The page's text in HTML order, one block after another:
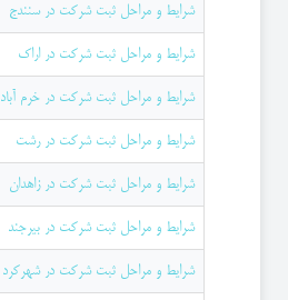
شرایط و مراحل ثبت شرکت در سنندج
شرایط و مراحل ثبت شرکت در اراک
شرایط و مراحل ثبت شرکت در خرم آباد
شرایط و مراحل ثبت شرکت در رشت
شرایط و مراحل ثبت شرکت در زاهدان
شرایط و مراحل ثبت شرکت در بیرجند
شرایط و مراحل ثبت شرکت در شهرکرد